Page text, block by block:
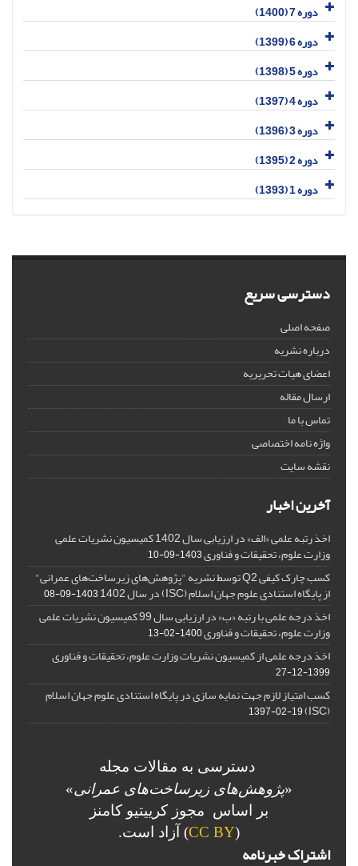
دوره 7 (1400)
دوره 6 (1399)
دوره 5 (1398)
دوره 4 (1397)
دوره 3 (1396)
دوره 2 (1395)
دوره 1 (1393)
دسترسی سریع
صفحه اصلی
درباره نشریه
اعضای هیات تحریریه
ارسال مقاله
تماس با ما
واژه نامه اختصاصی
نقشه سایت
آخرین اخبار
اخذ رتبه علمی «الف» در ارزیابی سال 1402 کمیسیون نشریات علمی
وزارت علوم، تحقیقات و فناوری1403-09-10
کسب چارک کیفی Q2 توسط نشریه "پژوهش‌های زیرساخت‌های عمرانی"
از پایگاه استنادی علوم جهان اسلام (ISC) در سال 1402 1403-09-08
اخذ درجه علمی با رتبه «ب» در ارزیابی سال 99 کمیسیون نشریات علمی
وزارت علوم، تحقیقات و فناوری1400-02-13
اخذ درجه علمی از کمیسیون نشریات وزارت علوم، تحقیقات و فناوری
1399-12-27
کسب امتیاز لازم جهت نمایه سازی در پایگاه استنادی علوم جهان اسلام
(ISC)
1397-02-19
دسترسی به مقالات مجله
«پژوهش‌های زیرساخت‌های عمرانی»
بر اساس مجوز کرییتیو کامنز
(
CC BY) آزاد است.
اشتراک خبرنامه